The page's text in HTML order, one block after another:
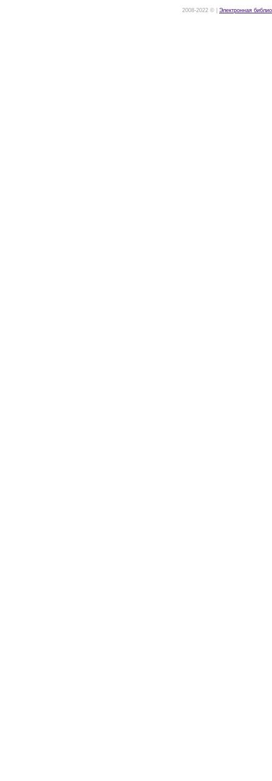
2008-2022 © | Электронная